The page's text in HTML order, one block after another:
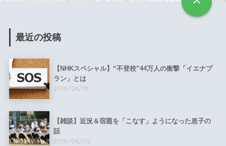
最近の投稿
【NHKスペシャル】“不登校”44万人の衝撃「イエナプ
ラン」とは
2019/06/13
【雑談】近況＆宿題を「こなす」ようになった息子の
話
2019/06/05